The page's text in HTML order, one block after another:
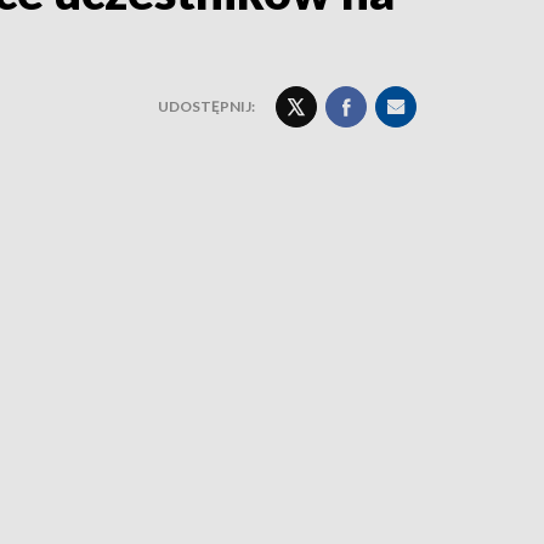
UDOSTĘPNIJ: